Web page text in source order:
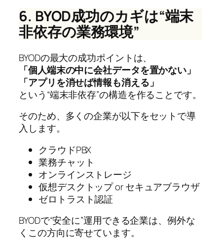
6. BYOD成功のカギは“端末
非依存の業務環境”
BYODの最大の成功ポイントは、
「個人端末の中に会社データを置かない」
「アプリを消せば情報も消える」
という“端末非依存”の構造を作ることです。
そのため、多くの企業が以下をセットで導
入します。
クラウドPBX
業務チャット
オンラインストレージ
仮想デスクトップ or セキュアブラウザ
ゼロトラスト認証
BYODで“安全に”運用できる企業は、例外な
くこの方向に寄せています。